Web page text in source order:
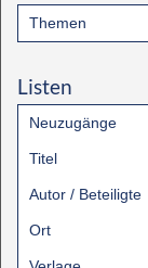
Themen
Listen
Neuzugänge
Titel
Autor / Beteiligte
Ort